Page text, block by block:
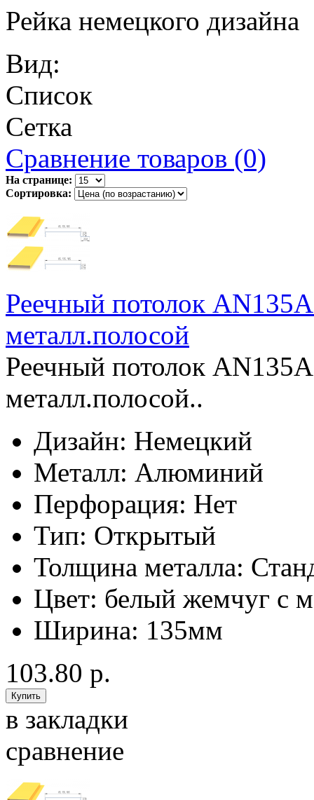
Рейка немецкого дизайна
Вид:
Список
Сетка
Сравнение товаров (0)
На странице:
Сортировка:
Реечный потолок
металл.полосой
Реечный потолок
металл.полосой..
Дизайн: Немецкий
Металл: Алюминий
Перфорация: Нет
Тип: Открытый
Толщина металла:
Цвет: белый жемчуг с
Ширина: 135мм
103.80 р.
в закладки
сравнение